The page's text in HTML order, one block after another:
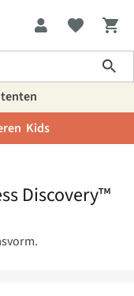
Kids
Discovery™